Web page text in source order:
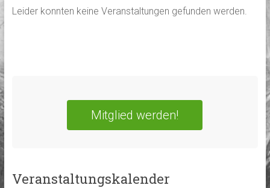
Leider konnten keine Veranstaltungen gefunden werden.
Mitglied werden!
Veranstaltungskalender